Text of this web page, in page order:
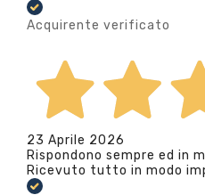
Acquirente verificato
23 Aprile 2026
Rispondono sempre ed in
Ricevuto tutto in modo